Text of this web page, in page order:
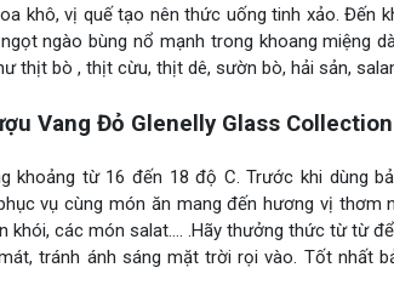
khô, vị quế tạo nên thức uống tinh xảo. Đến
ngào bùng nổ mạnh trong khoang miệng
thịt bò , thịt cừu, thịt dê, sườn bò, hải sản,
Vang Đỏ Glenelly Glass
khoảng từ 16 đến 18 độ C. Trước khi dùng
vụ cùng món ăn mang đến hương vị thơm
khói, các món salat…. .Hãy thưởng thức từ từ
tránh ánh sáng mặt trời rọi vào. Tốt nhất